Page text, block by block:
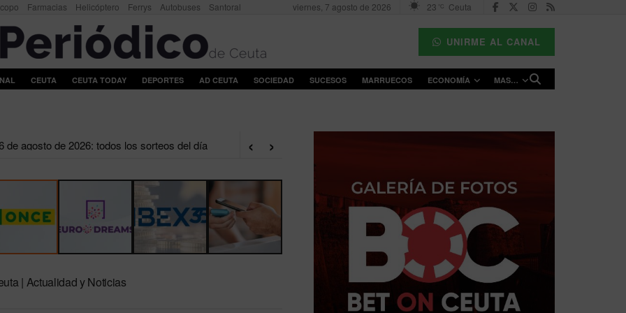
Farmacias Helicóptero Ferrys Autobuses Santoral viernes, 7 agosto de 2026 23 °C Ceuta
UNIRME AL CANAL
CEUTA CEUTA TODAY DEPORTES AD CEUTA SOCIEDAD SUCESOS MARRUECOS ECONOMÍA MAS…
de agosto de 2026: todos los sorteos del día ‹ ›
| Actualidad y Noticias